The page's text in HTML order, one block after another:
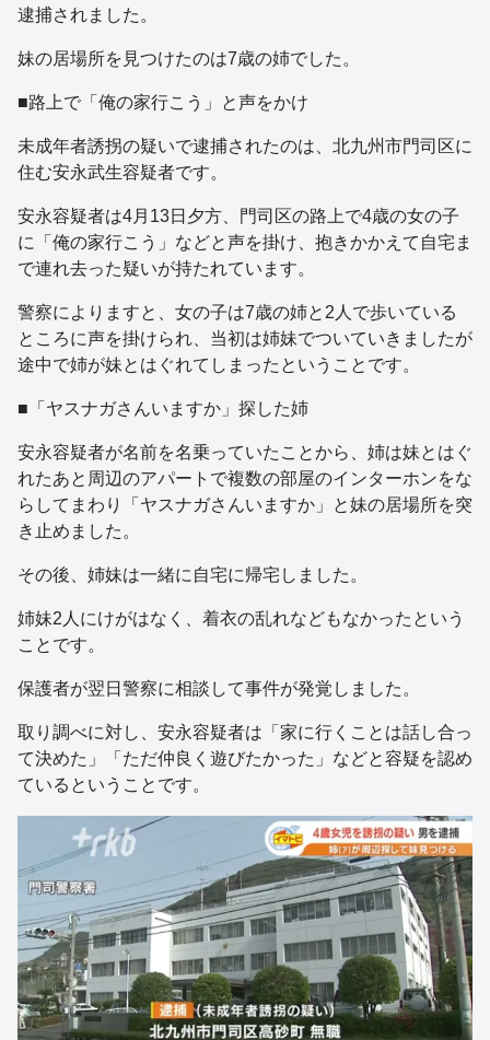
逮捕されました。
妹の居場所を見つけたのは7歳の姉でした。
■路上で「俺の家行こう」と声をかけ
未成年者誘拐の疑いで逮捕されたのは、北九州市門司区に
住む安永武生容疑者です。
安永容疑者は4月13日夕方、門司区の路上で4歳の女の子
に「俺の家行こう」などと声を掛け、抱きかかえて自宅ま
で連れ去った疑いが持たれています。
警察によりますと、女の子は7歳の姉と2人で歩いている
ところに声を掛けられ、当初は姉妹でついていきましたが
途中で姉が妹とはぐれてしまったということです。
■「ヤスナガさんいますか」探した姉
安永容疑者が名前を名乗っていたことから、姉は妹とはぐ
れたあと周辺のアパートで複数の部屋のインターホンをな
らしてまわり「ヤスナガさんいますか」と妹の居場所を突
き止めました。
その後、姉妹は一緒に自宅に帰宅しました。
姉妹2人にけがはなく、着衣の乱れなどもなかったという
ことです。
保護者が翌日警察に相談して事件が発覚しました。
取り調べに対し、安永容疑者は「家に行くことは話し合っ
て決めた」「ただ仲良く遊びたかった」などと容疑を認め
ているということです。